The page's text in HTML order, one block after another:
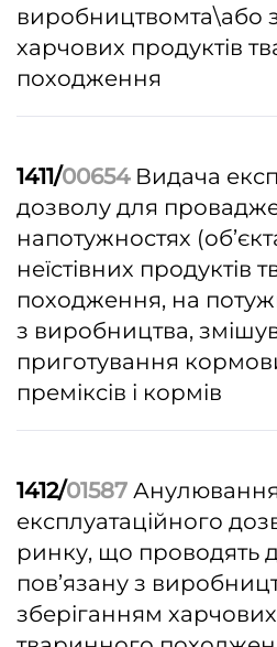
виробництвомта\або
харчових продуктів
походження
1411/00654Видача
дозволу для
напотужностях
неїстівних продуктів
походження, на
з виробництва,
приготування
преміксів і кормів
1412/01587
експлуатаційного
ринку, що проводять
пов’язану з
зберіганням